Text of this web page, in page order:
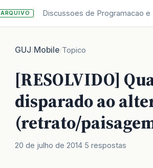
ARQUIVO Discussoes de Programacao e
GUJ/Mobile/Topico
[RESOLVIDO]
disparado ao
(retrato/
20 de julho de 2014 5 respostas